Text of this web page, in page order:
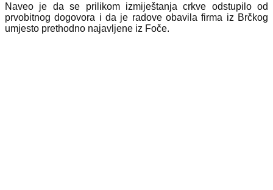
Naveo je da se prilikom izmiještanja crkve odstupilo od
prvobitnog dogovora i da je radove obavila firma iz Brčkog
umjesto prethodno najavljene iz Foče.